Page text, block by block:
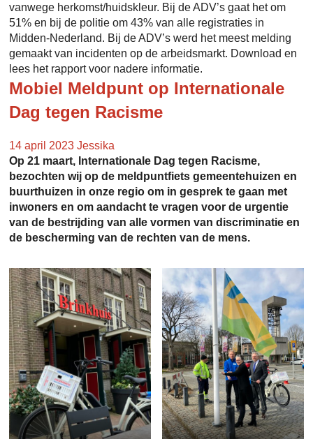
vanwege herkomst/huidskleur. Bij de ADV’s gaat het om
51% en bij de politie om 43% van alle registraties in
Midden-Nederland. Bij de ADV’s werd het meest melding
gemaakt van incidenten op de arbeidsmarkt. Download en
lees het rapport voor nadere informatie.
Mobiel Meldpunt op Internationale
Dag tegen Racisme
14 april 2023 Jessika
Op 21 maart, Internationale Dag tegen Racisme,
bezochten wij op de meldpuntfiets gemeentehuizen en
buurthuizen in onze regio om in gesprek te gaan met
inwoners en om aandacht te vragen voor de urgentie
van de bestrijding van alle vormen van discriminatie en
de bescherming van de rechten van de mens.